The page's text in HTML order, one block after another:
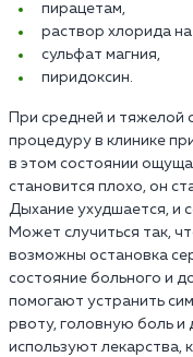
пирацетам,
раствор хлорида
сульфат магния,
пиридоксин.
При средней и
процедуру в клинике
в этом состоянии
становится плохо, он
Дыхание ухудшается, и
Может случиться так,
возможны остановка
состояние больного и
помогают устранить
рвоту, головную боль и
используют лекарства,